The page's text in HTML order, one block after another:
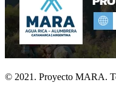
© 2021. Proyecto MARA.